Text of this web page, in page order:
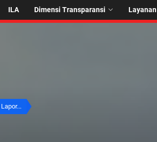
ILA Dimensi Transparansi Layanan